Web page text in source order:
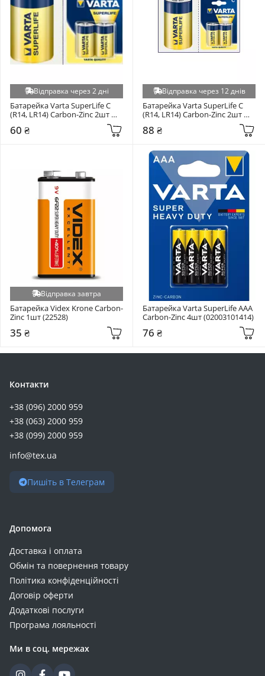
Відправка через 2 дні
Батарейка Varta SuperLife C
(R14, LR14) Carbon-Zinc 2шт
60 ₴
Відправка через 12 днів
Батарейка Varta SuperLife C
(R14, LR14) Carbon-Zinc 2шт
88 ₴
Відправка завтра
Батарейка Videx Krone Carbon-
Zinc 1шт (22528)
35 ₴
Батарейка Varta SuperLife AAA
Carbon-Zinc 4шт (02003101414)
76 ₴
Контакти
+38 (096) 2000 959
+38 (063) 2000 959
+38 (099) 2000 959
info@tex.ua
Пишіть в Телеграм
Допомога
Доставка і оплата
Обмін та повернення товару
Політика конфіденційності
Договір оферти
Додаткові послуги
Програма лояльності
Ми в соц. мережах